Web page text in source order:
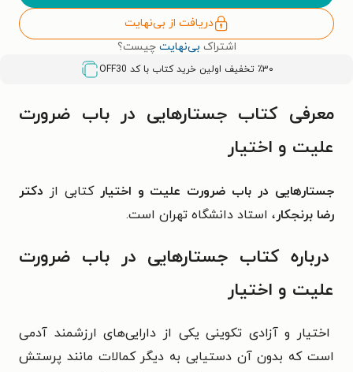
دریافت از بی‌نهایت
اشتراک بی‌نهایت چیست؟
٪۳۰ تخفیف اولین خرید کتاب با کد OFF30
معرفی کتاب جستارهایی در باب ضرورت
علیت و اختیار
جستارهایی در باب ضرورت علیت و اختیار کتابی از دکتر
رضا برنجکار، استاد دانشگاه تهران است.
درباره کتاب جستارهایی در باب ضرورت
علیت و اختیار
اختیار و آزادی تکوینی یکی از دارایی‌های ارزشمند آدمی
است که بدون آن دستیابی به دیگر کمالات مانند پرستش